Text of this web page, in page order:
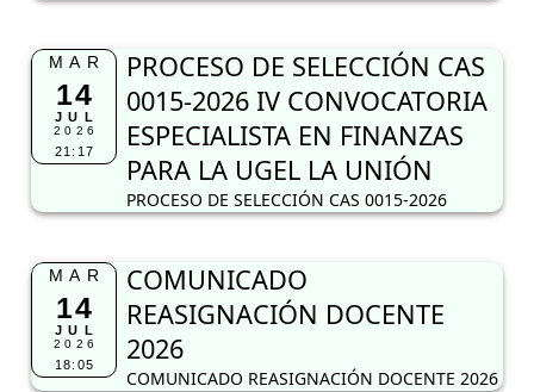
MAR
14
JUL
2026
21:17
PROCESO DE SELECCIÓN CAS
0015-2026 IV CONVOCATORIA
ESPECIALISTA EN FINANZAS
PARA LA UGEL LA UNIÓN
PROCESO DE SELECCIÓN CAS 0015-2026
MAR
14
JUL
2026
18:05
COMUNICADO
REASIGNACIÓN DOCENTE
2026
COMUNICADO REASIGNACIÓN DOCENTE 2026